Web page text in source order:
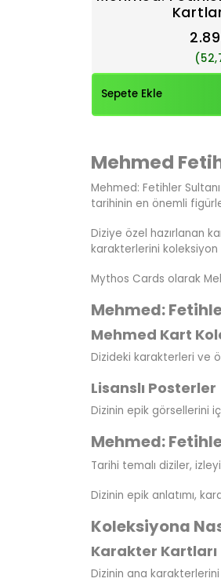
Sepete Ekle
Mehmed
Mehmed: Fetihler
tarihinin en önemli
Diziye özel hazırlanan
karakterlerini
Mythos Cards olarak
Mehmed:
Mehmed Kart
Dizideki karakterleri ve
Lisanslı Posterler
Dizinin epik görsellerini
Mehmed:
Tarihi temalı diziler,
Dizinin epik anlatımı,
Koleksiyona
Karakter Kartları
Dizinin ana